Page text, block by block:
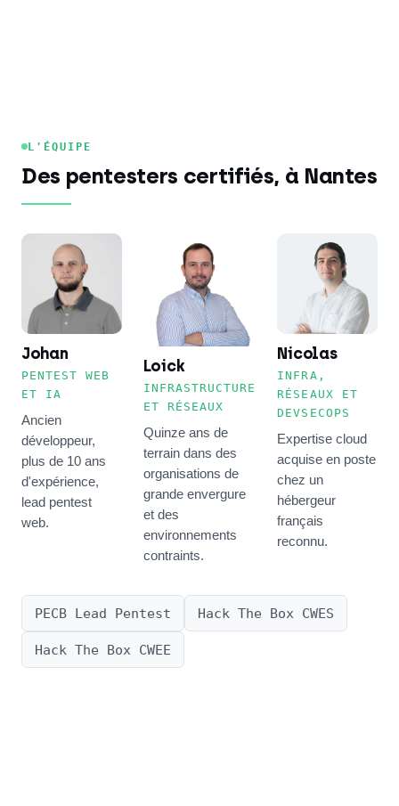
L'ÉQUIPE
Des pentesters certifiés, à Nantes
Johan
PENTEST WEB
ET IA
Ancien
développeur,
plus de 10 ans
d'expérience,
lead pentest
web.
Loick
INFRASTRUCTURE
ET RÉSEAUX
Quinze ans de
terrain dans des
organisations de
grande envergure
et des
environnements
contraints.
Nicolas
INFRA,
RÉSEAUX ET
DEVSECOPS
Expertise cloud
acquise en poste
chez un
hébergeur
français
reconnu.
PECB Lead Pentest Hack The Box CWES
Hack The Box CWEE